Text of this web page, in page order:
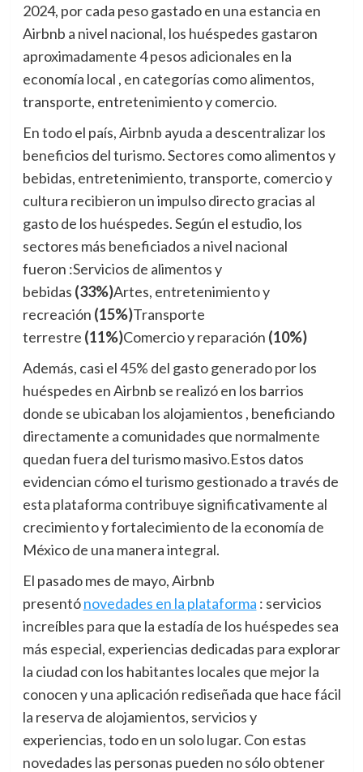
2024, por cada peso gastado en una estancia en
Airbnb a nivel nacional, los huéspedes gastaron
aproximadamente 4 pesos adicionales en la
economía local , en categorías como alimentos,
transporte, entretenimiento y comercio.
En todo el país, Airbnb ayuda a descentralizar los
beneficios del turismo. Sectores como alimentos y
bebidas, entretenimiento, transporte, comercio y
cultura recibieron un impulso directo gracias al
gasto de los huéspedes. Según el estudio, los
sectores más beneficiados a nivel nacional
fueron :Servicios de alimentos y
bebidas (33%)Artes, entretenimiento y
recreación (15%)Transporte
terrestre (11%)Comercio y reparación (10%)
Además, casi el 45% del gasto generado por los
huéspedes en Airbnb se realizó en los barrios
donde se ubicaban los alojamientos , beneficiando
directamente a comunidades que normalmente
quedan fuera del turismo masivo.Estos datos
evidencian cómo el turismo gestionado a través de
esta plataforma contribuye significativamente al
crecimiento y fortalecimiento de la economía de
México de una manera integral.
El pasado mes de mayo, Airbnb
presentónovedades en la plataforma : servicios
increíbles para que la estadía de los huéspedes sea
más especial, experiencias dedicadas para explorar
la ciudad con los habitantes locales que mejor la
conocen y una aplicación rediseñada que hace fácil
la reserva de alojamientos, servicios y
experiencias, todo en un solo lugar. Con estas
novedades las personas pueden no sólo obtener